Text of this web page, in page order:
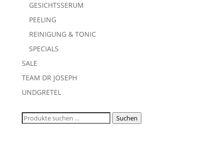
GESICHTSSERUM
PEELING
REINIGUNG & TONIC
SPECIALS
SALE
TEAM DR JOSEPH
UNDGRETEL
Suchen
Suchen